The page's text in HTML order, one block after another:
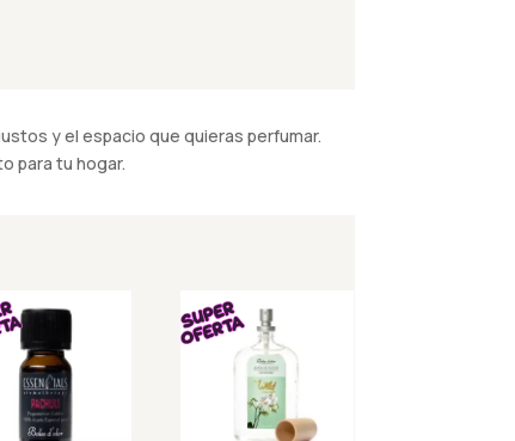
y el espacio que quieras perfumar.
para tu hogar.